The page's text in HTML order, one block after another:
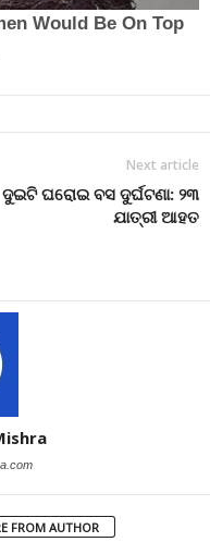
Next article
ଦୁଇଟି ଘରୋଇ ବସ ଦୁର୍ଘଟଣା: ୨୩
ଯାତ୍ରୀ ଆହତ
FROM AUTHOR